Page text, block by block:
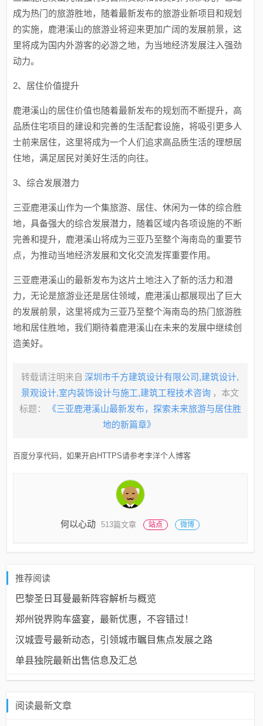
成为热门的旅游胜地，随着最新发布的旅游业新项目和规划
的实施，鹿港溪山的旅游业将迎来更加广阔的发展前景，这
里将成为国内外游客的必游之地，为当地经济发展注入强劲
动力。
2、居住价值提升
鹿港溪山的居住价值也随着最新发布的规划而不断提升，高
品质住宅项目的建设和完善的生活配套设施，将吸引更多人
士前来居住，这里将成为一个人们追求高品质生活的理想居
住地，满足居民对美好生活的向往。
3、综合发展潜力
三亚鹿港溪山作为一个集旅游、居住、休闲为一体的综合胜
地，具备强大的综合发展潜力，随着区域内各项设施的不断
完善和提升，鹿港溪山将成为三亚乃至整个海南岛的重要节
点，为推动当地经济发展和文化交流发挥重要作用。
三亚鹿港溪山的最新发布为这片土地注入了新的活力和潜
力，无论是旅游业还是居住领域，鹿港溪山都展现出了巨大
的发展前景，这里将成为三亚乃至整个海南岛的热门旅游胜
地和居住胜地，我们期待着鹿港溪山在未来的发展中继续创
造美好。
转载请注明来自 深圳市千方建筑设计有限公司,建筑设计,
景观设计,室内装饰设计与施工,建筑工程技术咨询 ，本文
标题：
《三亚鹿港溪山最新发布，探索未来旅游与居住胜
地的新篇章》
百度分享代码，如果开启HTTPS请参考李洋个人博客
何以心动 513篇文章 站点 微博
推荐阅读
巴黎圣日耳曼最新阵容解析与概览
郑州锐界购车盛宴，最新优惠，不容错过！
汉城壹号最新动态，引领城市瞩目焦点发展之路
单县独院最新出售信息及汇总
阅读最新文章